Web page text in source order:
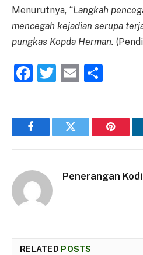
Menurutnya, “Langkah
mencegah kejadian serupa
pungkas Kopda Herman.
Facebook
Twitter
Email
FacebookTwitter
Penerangan
RELATED POSTS